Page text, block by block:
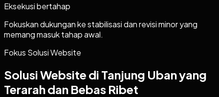
Eksekusi bertahap
Fokuskan dukungan ke stabilisasi dan revisi minor yang
memang masuk tahap awal.
Fokus Solusi Website
Solusi Website di Tanjung Uban yang
Terarah dan Bebas Ribet